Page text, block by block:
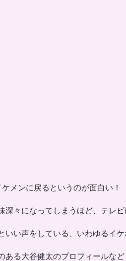
メンに戻るというのが面白い！
深々になってしまうほど、テレ
いい声をしている、いわゆるイケ
る大谷健太のプロフィールな